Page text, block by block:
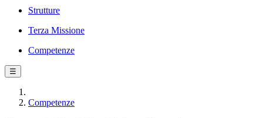
Strutture
Terza Missione
Competenze
☰
Competenze